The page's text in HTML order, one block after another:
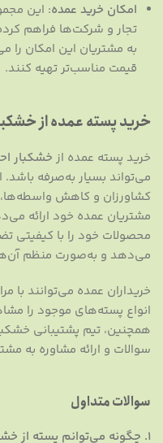
امکان خرید عمده: این
تجار و شرکت‌ها فراهم
به مشتریان این امکان را
قیمت مناسب‌تر تهیه کنند.
خرید پسته عمده از
خرید پسته عمده از خشکبار
می‌تواند بسیار به‌صرفه
کشاورزان و کاهش واسطه‌ها،
مشتریان عمده خود ارائه
محصولات خود را با کیفیتی
می‌دهد و به‌صورت منظم
خریداران عمده می‌توانند با
انواع پسته‌های موجود را
همچنین، تیم پشتیبانی
سوالات و ارائه مشاوره به
سوالات متداول
1. چگونه می‌توانم پسته از خشکبار احمدی خریداری کنم؟